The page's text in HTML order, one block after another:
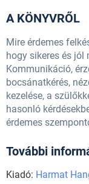
A KÖNYVRŐL
Mire érdemes
hogy sikeres és jól
Kommunikáció,
bocsánatkérés,
kezelése, a
hasonló
érdemes
További
Kiadó: Harmat